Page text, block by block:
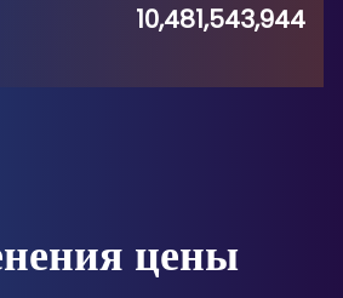
10,481,543,944
цены